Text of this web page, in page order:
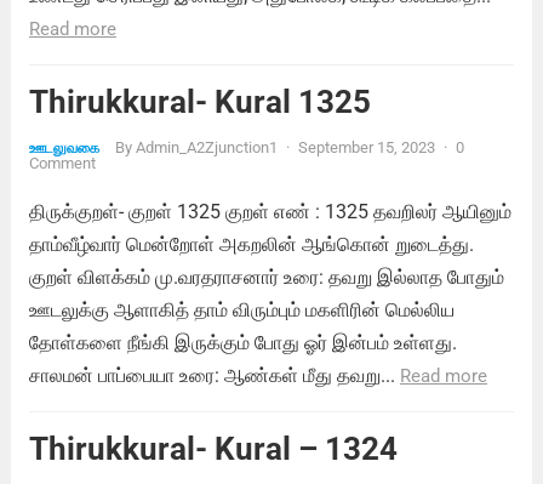
Read more
Thirukkural- Kural 1325
ஊடலுவகை By Admin_A2Zjunction1 · September 15, 2023 · 0
Comment
திருக்குறள்- குறள் 1325 குறள் எண் : 1325 தவறிலர் ஆயினும்
தாம்வீழ்வார் மென்றோள் அகறலின் ஆங்கொன் றுடைத்து.
குறள் விளக்கம் மு.வரதராசனார் உரை: தவறு இல்லாத போதும்
ஊடலுக்கு ஆளாகித் தாம் விரும்பும் மகளிரின் மெல்லிய
தோள்களை நீங்கி இருக்கும் போது ஓர் இன்பம் உள்ளது.
சாலமன் பாப்பையா உரை: ஆண்கள் மீது தவறு... Read more
Thirukkural- Kural – 1324